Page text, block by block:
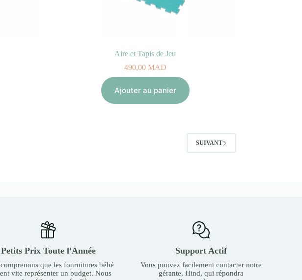
Aire et Tapis de Jeu
490,00MAD
Ajouter au panier
SUIVANT
Petits Prix Toute l'Année
que les fournitures bébé
vite représenter un budget. Nous
Support Actif
Vous pouvez facilement contacter notre
gérante, Hind, qui répondra